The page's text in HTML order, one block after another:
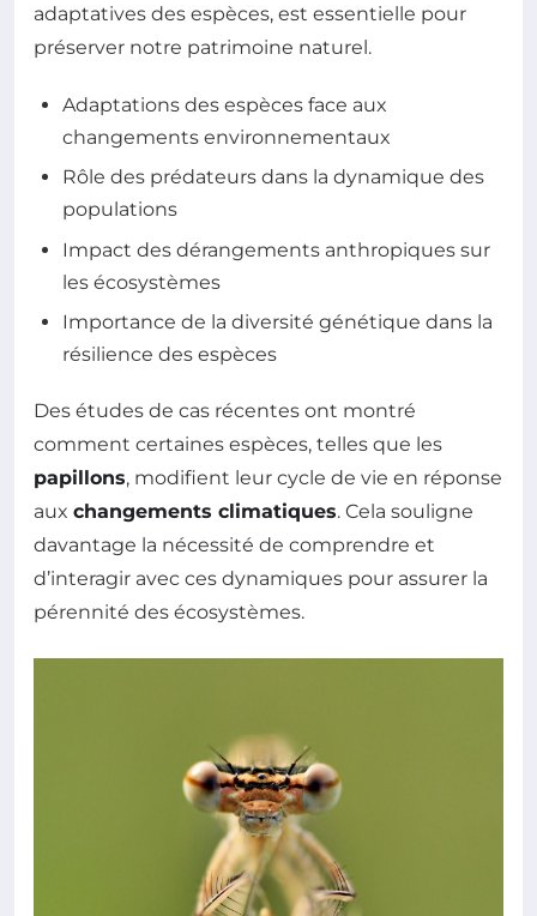
adaptatives des espèces, est essentielle pour
préserver notre patrimoine naturel.
Adaptations des espèces face aux
changements environnementaux
Rôle des prédateurs dans la dynamique des
populations
Impact des dérangements anthropiques sur
les écosystèmes
Importance de la diversité génétique dans la
résilience des espèces
Des études de cas récentes ont montré
comment certaines espèces, telles que les
papillons, modifient leur cycle de vie en réponse
aux changements climatiques. Cela souligne
davantage la nécessité de comprendre et
d’interagir avec ces dynamiques pour assurer la
pérennité des écosystèmes.